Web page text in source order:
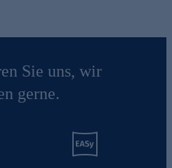
Sie uns, wir
gerne.